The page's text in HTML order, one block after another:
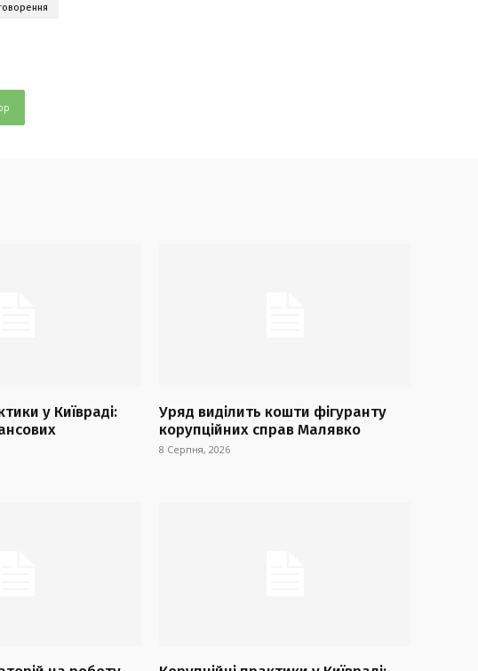
у Київраді:
Уряд виділить кошти фігуранту
корупційних справ Малявко
8 Серпня, 2026